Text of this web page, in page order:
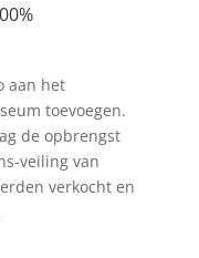
aan het
toevoegen.
de opbrengst
veiling van
verkocht en